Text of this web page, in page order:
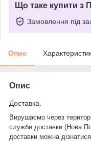
Що таке купити з
Замовлення під
Опис
Опис
Доставка.
Вирушаємо через
служби доставки (Нова
доставки можна